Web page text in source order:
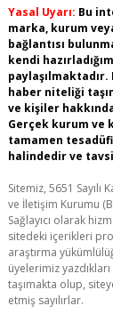
Yasal Uyarı: Bu
marka, kurum
bağlantısı
kendi
haber niteliği
ve kişiler
Gerçek kurum
tamamen
halindedir ve
Sitemiz, 5651
ve İletişim Kurumu
Sağlayıcı olarak
sitedeki içerikleri
araştırma
üyelerimiz
taşımakta olup,
etmiş sayılırlar.